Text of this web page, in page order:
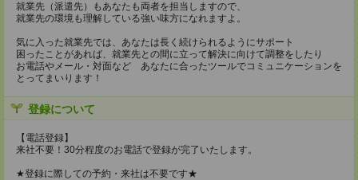
就業先（派遣先）もあなたも両者を担当しますので、
就業先の環境も理解している強い味方になれますよ。
気に入った就業先では、あなたは長く続けられるようにサポート
困ったことがあれば、就業先との間に立って解決に向けて調整をしたり
お電話やメール・対面など あなたに合ったツールでコミュニケーションを
とってまいります！
登録について
【電話登録】
来社不要！30分程度のお電話で登録が完了いたします。
★登録に際しての予約・来社は不要です★